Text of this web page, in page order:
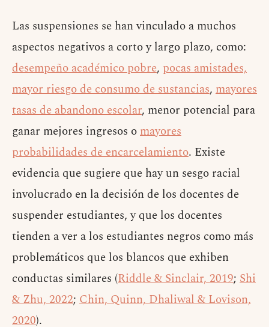
Las suspensiones se han vinculado a muchos
aspectos negativos a corto y largo plazo, como:
desempeño académico pobre, pocas amistades,
mayor riesgo de consumo de sustancias, mayores
tasas de abandono escolar, menor potencial para
ganar mejores ingresos omayores
probabilidades de encarcelamiento. Existe
evidencia que sugiere que hay un sesgo racial
involucrado en la decisión de los docentes de
suspender estudiantes, y que los docentes
tienden a ver a los estudiantes negros como más
problemáticos que los blancos que exhiben
conductas similares (Riddle & Sinclair, 2019; Shi
& Zhu, 2022; Chin, Quinn, Dhaliwal & Lovison,
2020).